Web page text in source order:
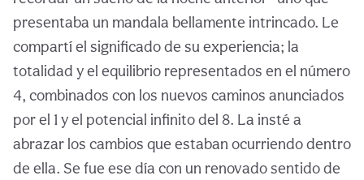
presentaba un mandala bellamente intrincado. Le
compartí el significado de su experiencia; la
totalidad y el equilibrio representados en el número
4, combinados con los nuevos caminos anunciados
por el 1 y el potencial infinito del 8. La insté a
abrazar los cambios que estaban ocurriendo dentro
de ella. Se fue ese día con un renovado sentido de